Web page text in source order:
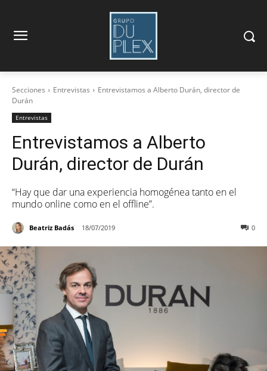
Secciones Entrevistas
Entrevistamos a Alberto Durán, director de
Durán
Entrevistas
Entrevistamos a Alberto
Durán, director de Durán
“Hay que dar una experiencia homogénea tanto en el
mundo online como en el offline”.
Beatriz Badás 18/07/2019 0